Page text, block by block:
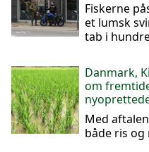
Fiskerne
et lumsk
tab i
Danmark,
om
Med
både ris og